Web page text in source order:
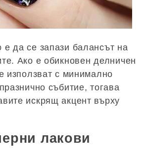
да се запази балансът на
Ако е обикновен делничен
използват с минимално
събитие, тогава
искрящ акцент върху
лакови